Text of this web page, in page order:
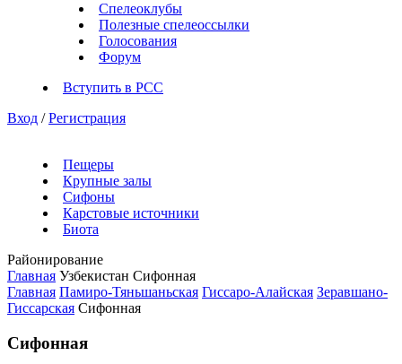
Спелеоклубы
Полезные спелеоссылки
Голосования
Форум
Вступить в РСС
Вход / Регистрация
Пещеры
Крупные залы
Сифоны
Карстовые источники
Биота
Районирование
Главная Узбекистан Сифонная
Главная Памиро-Тяньшаньская Гиссаро-Алайская Зеравшано-
Гиссарская Сифонная
Сифонная